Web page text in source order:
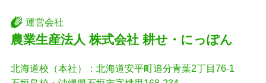
運営会社
農業生産法人 株式会社 耕せ・にっぽん
北海道校（本社）：北海道安平町追分青葉2丁目76-1